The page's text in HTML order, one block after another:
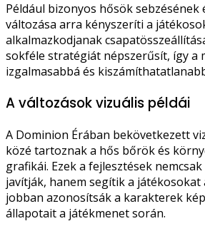
Például bizonyos hősök sebzésének
változása arra kényszeríti a
alkalmazkodjanak
sokféle stratégiát népszerűsít, így a
izgalmasabbá és
A változások vizuális példái
A Dominion Érában bekövetkezett
közé tartoznak a hős bőrök és
grafikái. Ezek a fejlesztések
javítják, hanem segítik a játékosokat
jobban azonosítsák a karakterek
állapotait a játékmenet során.